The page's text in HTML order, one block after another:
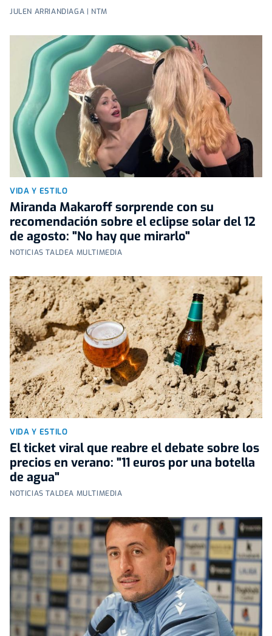
JULEN ARRIANDIAGA | NTM
VIDA Y ESTILO
Miranda Makaroff sorprende con su
recomendación sobre el eclipse solar del 12
de agosto: "No hay que mirarlo"
NOTICIAS TALDEA MULTIMEDIA
VIDA Y ESTILO
El ticket viral que reabre el debate sobre los
precios en verano: "11 euros por una botella
de agua"
NOTICIAS TALDEA MULTIMEDIA